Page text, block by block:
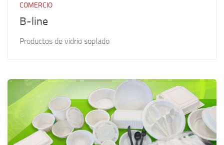
COMERCIO
B-line
Productos de vidrio soplado